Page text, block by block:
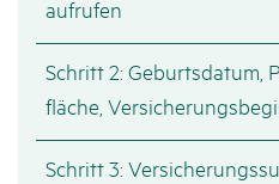
aufrufen
Schritt 2: Geburts­datum,
fläche,
Schritt 3: